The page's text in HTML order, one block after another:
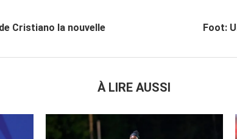
Cristiano la nouvelle
Foot:
À LIRE AUSSI